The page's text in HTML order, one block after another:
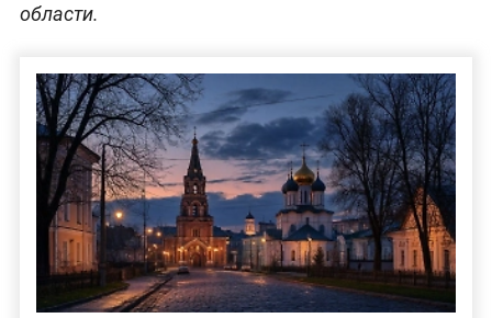
области.